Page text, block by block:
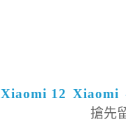
Xiaomi 12 Xiaomi
搶先